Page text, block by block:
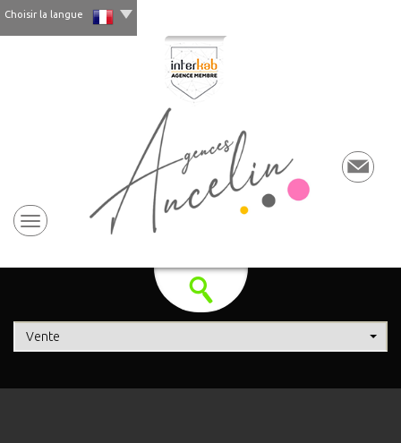
Choisir la langue
Vente